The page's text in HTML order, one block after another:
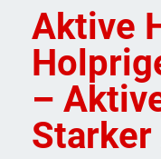
Aktive
–